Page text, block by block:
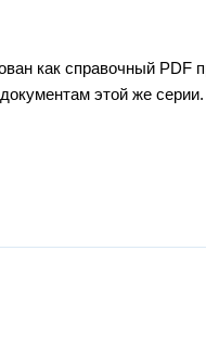
как справочный
этой же серии.